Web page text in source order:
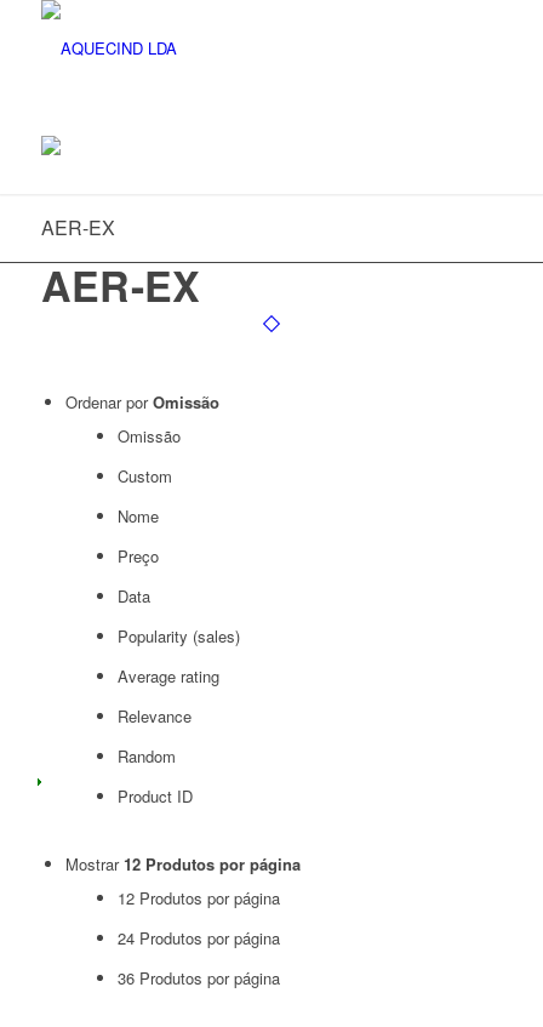
AER-EX
AER-EX
Ordenar porOmissão
Omissão
Custom
Nome
Preço
Data
Popularity (sales)
Average rating
Relevance
Random
Product ID
Mostrar 12 Produtos por página
12 Produtos por página
24 Produtos por página
36 Produtos por página